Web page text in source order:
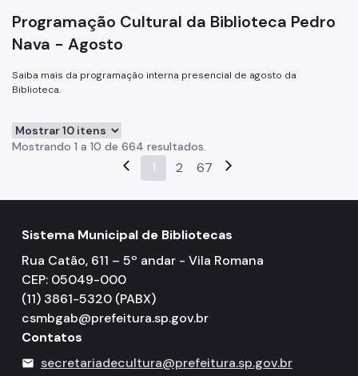
Programação Cultural da Biblioteca Pedro
Nava - Agosto
Saiba mais da programação interna presencial de agosto da
Biblioteca.
Mostrando 1 a 10 de 664 resultados.
arrow_back_ios 1 2 67 arrow_forward_ios
Sistema Municipal de Bibliotecas
Rua Catão, 611 – 5º andar - Vila Romana
CEP: 05049-000
(11) 3861-5320 (PABX)
csmbgab@prefeitura.sp.gov.br
Contatos
mail secretariadecultura@prefeitura.sp.gov.br